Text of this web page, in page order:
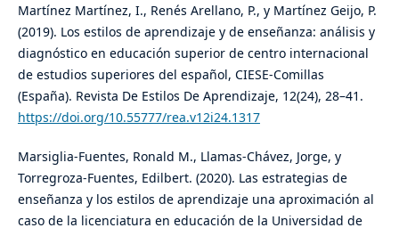
Martínez Martínez, I., Renés Arellano, P., y Martínez Geijo, P.
(2019). Los estilos de aprendizaje y de enseñanza: análisis y
diagnóstico en educación superior de centro internacional
de estudios superiores del español, CIESE-Comillas
(España). Revista De Estilos De Aprendizaje, 12(24), 28–41.
https://doi.org/10.55777/rea.v12i24.1317
Marsiglia-Fuentes, Ronald M., Llamas-Chávez, Jorge, y
Torregroza-Fuentes, Edilbert. (2020). Las estrategias de
enseñanza y los estilos de aprendizaje una aproximación al
caso de la licenciatura en educación de la Universidad de